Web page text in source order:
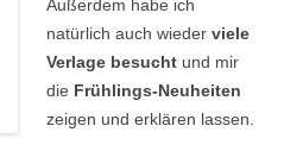
Außerdem habe ich
natürlich auch wieder viele
Verlage besucht und mir
die Frühlings-Neuheiten
zeigen und erklären lassen.